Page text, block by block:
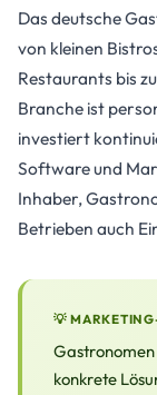
Das deutsche
von kleinen
Restaurants bis
Branche ist
investiert
Software und
Inhaber,
Betrieben auch
💡
konkrete